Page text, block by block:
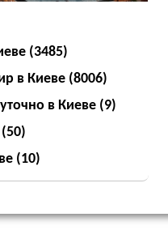
(3485)
в Киеве (8006)
в Киеве (9)
(50)
(10)